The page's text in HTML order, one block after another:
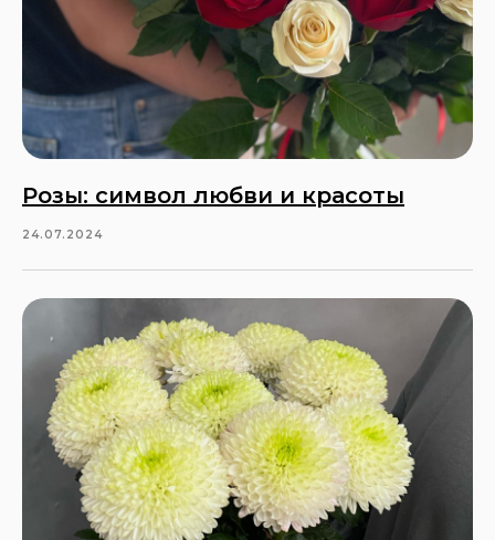
Розы: символ любви и красоты
24.07.2024
Не знаете, какие цветы
+7
Отправить